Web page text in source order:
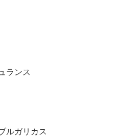
ランス
ルガリカス